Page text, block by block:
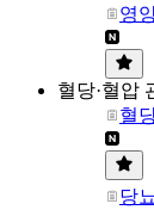
영
혈당·혈압
혈
당